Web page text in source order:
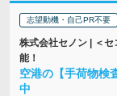
志望動機・自己PR不要
株式会社セノン | ＜
能！
空港の【手荷物検
中